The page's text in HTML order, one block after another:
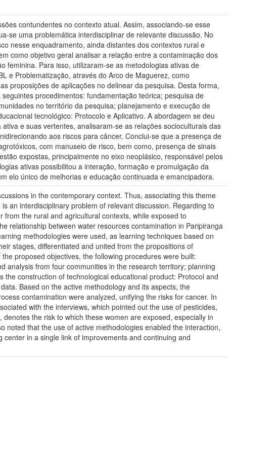
contundentes no contexto atual. Assim, associando-se esse
se uma problemática interdisciplinar de relevante discussão. No
nesse enquadramento, ainda distantes dos contextos rural e
como objetivo geral analisar a relação entre a contaminação dos
feminina. Para isso, utilizaram-se as metodologias ativas de
e Problematização, através do Arco de Maguerez, como
proposições de aplicações no delinear da pesquisa. Desta forma,
procedimentos: fundamentação teórica; pesquisa de
no território da pesquisa; planejamento e execução de
tecnológico: Protocolo e Aplicativo. A abordagem se deu
e suas vertentes, analisaram-se as relações socioculturais das
aos riscos para câncer. Conclui-se que a presença de
com manuseio de risco, bem como, presença de sinais
expostas, principalmente no eixo neoplásico, responsável pelos
ativas possibilitou a interação, formação e promulgação da
elo único de melhorias e educação continuada e emancipadora.
in the contemporary context. Thus, associating this theme
an interdisciplinary problem of relevant discussion. Regarding to
the rural and agricultural contexts, while exposed to
relationship between water resources contamination in Paripiranga
methodologies were used, as learning techniques based on
stages, differentiated and united from the propositions of
proposed objectives, the following procedures were built:
analysis from four communities in the research territory; planning
construction of technological educational product: Protocol and
Based on the active methodology and its aspects, the
contamination were analyzed, unifying the risks for cancer. In
with the interviews, which pointed out the use of pesticides,
the risk to which these women are exposed, especially in
noted that the use of active methodologies enabled the interaction,
in a single link of improvements and continuing and